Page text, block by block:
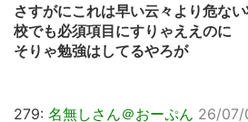
さすがにこれは早い云々より危な
校でも必須項目にすりゃええのに
そりゃ勉強はしてるやろが
279: 名無しさん＠おーぷん 26/07/